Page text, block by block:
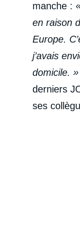
manche :
en raison
Europe.
j’avais
domicile. »
derniers
ses